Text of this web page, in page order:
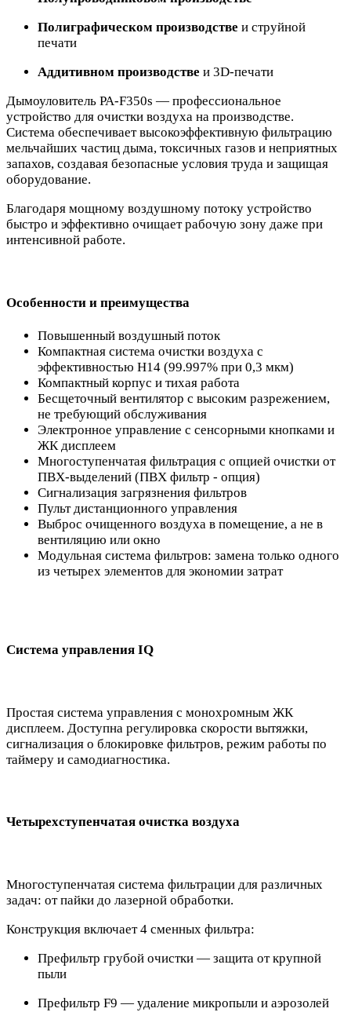
Полиграфическом производстве и струйной
печати
Аддитивном производстве и 3D-печати
Дымоуловитель PA-F350s — профессиональное
устройство для очистки воздуха на производстве.
Система обеспечивает высокоэффективную фильтрацию
мельчайших частиц дыма, токсичных газов и неприятных
запахов, создавая безопасные условия труда и защищая
оборудование.
Благодаря мощному воздушному потоку устройство
быстро и эффективно очищает рабочую зону даже при
интенсивной работе.
Особенности и преимущества
Повышенный воздушный поток
Компактная система очистки воздуха с
эффективностью H14 (99.997% при 0,3 мкм)
Компактный корпус и тихая работа
Бесщеточный вентилятор с высоким разрежением,
не требующий обслуживания
Электронное управление с сенсорными кнопками и
ЖК дисплеем
Многоступенчатая фильтрация с опцией очистки от
ПВХ-выделений (ПВХ фильтр - опция)
Сигнализация загрязнения фильтров
Пульт дистанционного управления
Выброс очищенного воздуха в помещение, а не в
вентиляцию или окно
Модульная система фильтров: замена только одного
из четырех элементов для экономии затрат
Система управления IQ
Простая система управления с монохромным ЖК
дисплеем. Доступна регулировка скорости вытяжки,
сигнализация о блокировке фильтров, режим работы по
таймеру и самодиагностика.
Четырехступенчатая очистка воздуха
Многоступенчатая система фильтрации для различных
задач: от пайки до лазерной обработки.
Конструкция включает 4 сменных фильтра:
Префильтр грубой очистки — защита от крупной
пыли
Префильтр F9 — удаление микропыли и аэрозолей